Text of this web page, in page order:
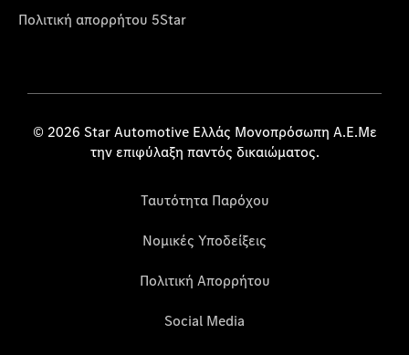
Πολιτική απορρήτου 5Star
© 2026 Star Automotive Ελλάς Μονοπρόσωπη Α.Ε.Με
την επιφύλαξη παντός δικαιώματος.
Ταυτότητα Παρόχου
Νομικές Υποδείξεις
Πολιτική Απορρήτου
Social Media